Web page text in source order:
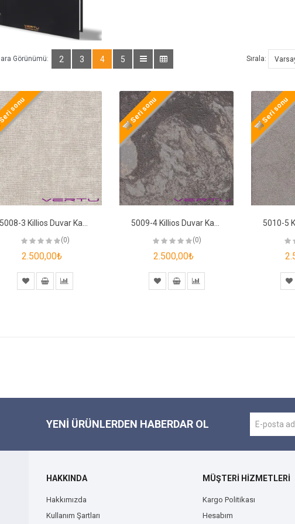
Görünümü: 2 3 4 5 Sırala:
sonu
(0)
2.500,00₺
Seri sonu
(0)
2.500,00₺
Seri sonu
YENI ÜRÜNLERDEN HABERDAR OL
HAKKINDA
Hakkımızda
Kullanım Şartları
MÜŞTERİ HİZMETLERİ
Kargo Politikası
Hesabım